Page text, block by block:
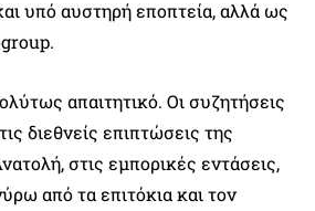
υπό αυστηρή εποπτεία, αλλά ως
απαιτητικό. Οι συζητήσεις
διεθνείς επιπτώσεις της
στις εμπορικές εντάσεις,
από τα επιτόκια και τον